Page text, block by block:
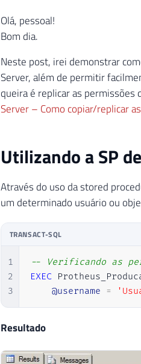
Olá, pessoal!
Bom dia.
Neste post, irei demonstrar
Server, além de permitir
queira é replicar as
Server – Como copiar/replicar
Utilizando a SP
Através do uso da stored
um determinado usuário ou
TRANSACT-SQL
1
2
3
-- Verificando as
EXEC
@username =
Resultado